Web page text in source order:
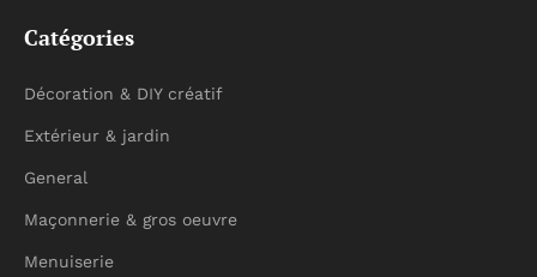
Catégories
Décoration & DIY créatif
Extérieur & jardin
General
Maçonnerie & gros oeuvre
Menuiserie